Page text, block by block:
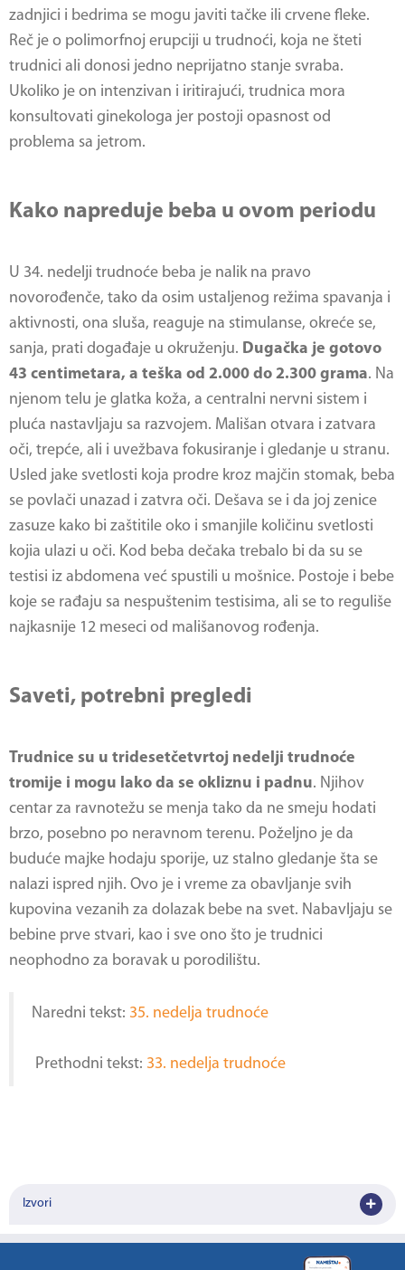
zadnjici i bedrima se mogu javiti tačke ili crvene fleke.
Reč je o polimorfnoj erupciji u trudnoći, koja ne šteti
trudnici ali donosi jedno neprijatno stanje svraba.
Ukoliko je on intenzivan i iritirajući, trudnica mora
konsultovati ginekologa jer postoji opasnost od
problema sa jetrom.
Kako napreduje beba u ovom periodu
U 34. nedelji trudnoće beba je nalik na pravo
novorođenče, tako da osim ustaljenog režima spavanja i
aktivnosti, ona sluša, reaguje na stimulanse, okreće se,
sanja, prati događaje u okruženju. Dugačka je gotovo
43 centimetara, a teška od 2.000 do 2.300 grama. Na
njenom telu je glatka koža, a centralni nervni sistem i
pluća nastavljaju sa razvojem. Mališan otvara i zatvara
oči, trepće, ali i uvežbava fokusiranje i gledanje u stranu.
Usled jake svetlosti koja prodre kroz majčin stomak, beba
se povlači unazad i zatvra oči. Dešava se i da joj zenice
zasuze kako bi zaštitile oko i smanjile količinu svetlosti
kojia ulazi u oči. Kod beba dečaka trebalo bi da su se
testisi iz abdomena već spustili u mošnice. Postoje i bebe
koje se rađaju sa nespuštenim testisima, ali se to reguliše
najkasnije 12 meseci od mališanovog rođenja.
Saveti, potrebni pregledi
Trudnice su u tridesetčetvrtoj nedelji trudnoće
tromije i mogu lako da se okliznu i padnu. Njihov
centar za ravnotežu se menja tako da ne smeju hodati
brzo, posebno po neravnom terenu. Poželjno je da
buduće majke hodaju sporije, uz stalno gledanje šta se
nalazi ispred njih. Ovo je i vreme za obavljanje svih
kupovina vezanih za dolazak bebe na svet. Nabavljaju se
bebine prve stvari, kao i sve ono što je trudnici
neophodno za boravak u porodilištu.
Naredni tekst: 35. nedelja trudnoće
Prethodni tekst: 33. nedelja trudnoće
Izvori